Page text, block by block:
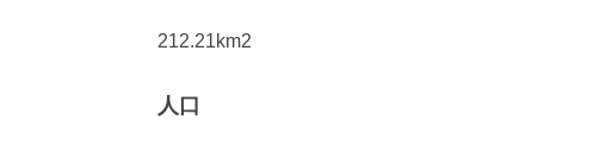
212.21km2
人口